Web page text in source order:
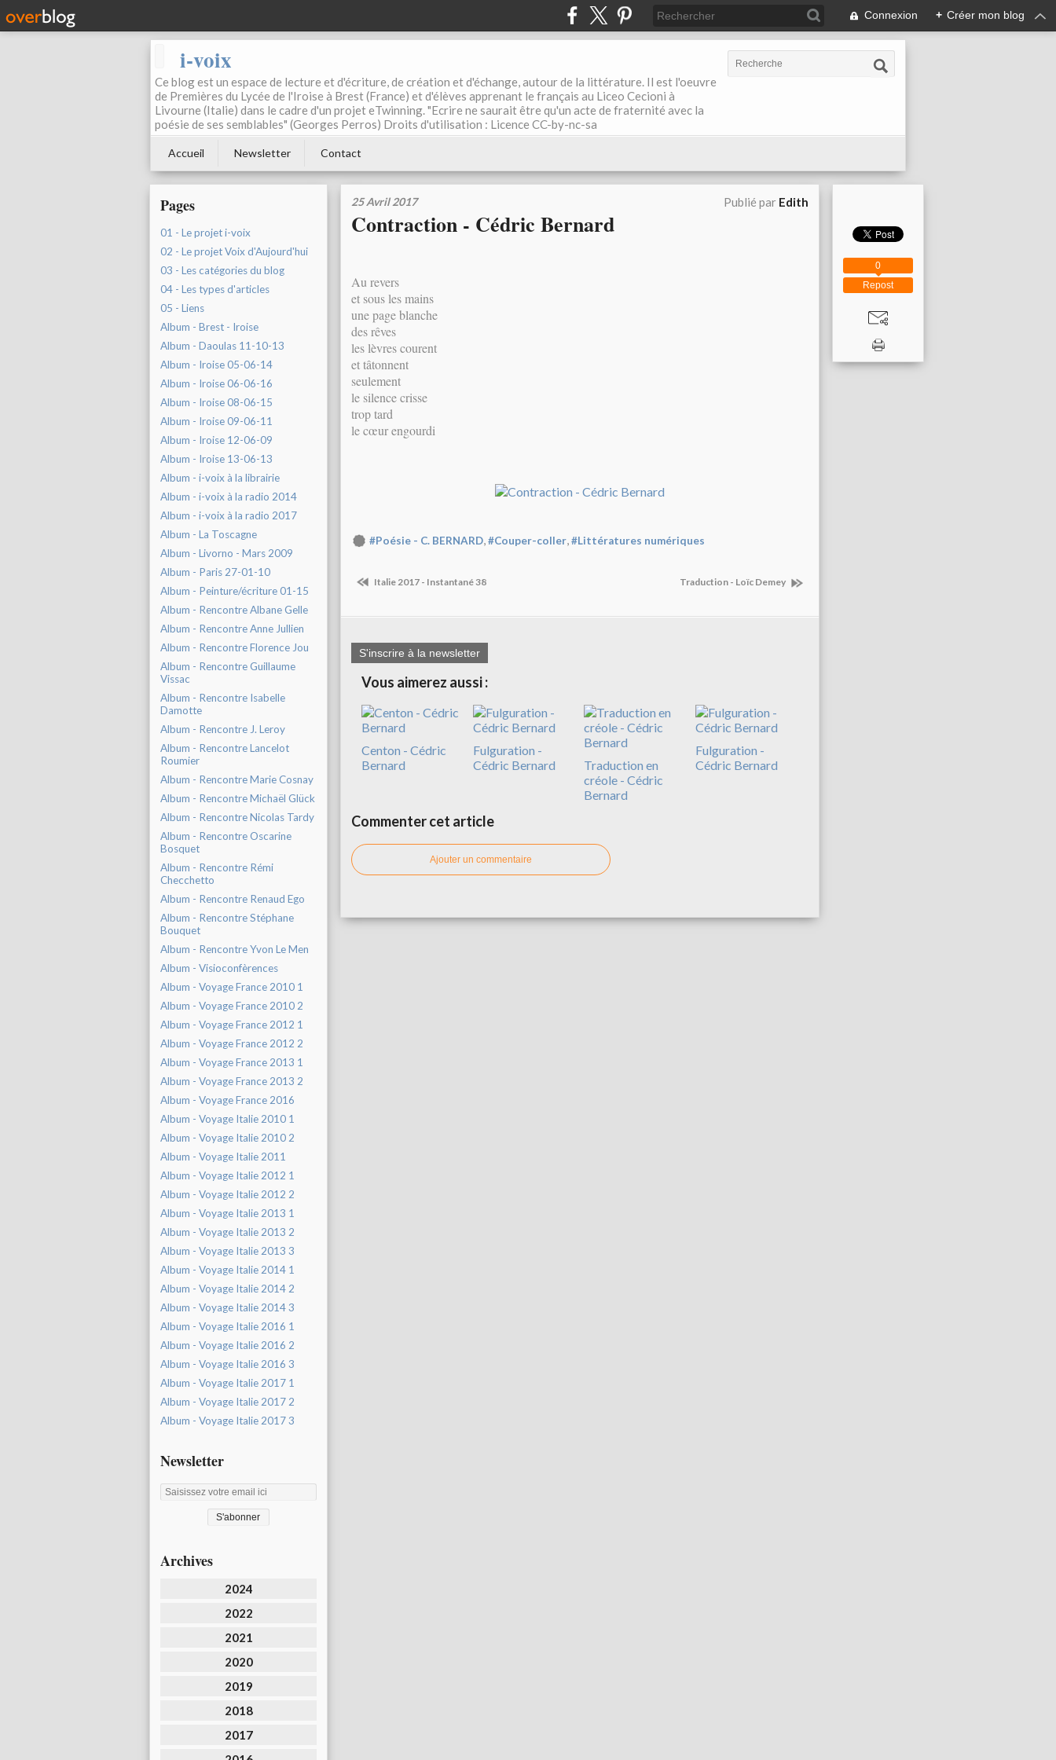
Connexion + Créer mon blog
i-voix
Ce blog est un espace de lecture et d'écriture, de création et d'échange, autour de la littérature. Il est l'oeuvre
de Premières du Lycée de l'Iroise à Brest (France) et d'élèves apprenant le français au Liceo Cecioni à
Livourne (Italie) dans le cadre d'un projet eTwinning. "Ecrire ne saurait être qu'un acte de fraternité avec la
poésie de ses semblables" (Georges Perros) Droits d'utilisation : Licence CC-by-nc-sa
Accueil Newsletter Contact
Pages
01 - Le projet i-voix
02 - Le projet Voix d'Aujourd'hui
03 - Les catégories du blog
04 - Les types d'articles
05 - Liens
Album - Brest - Iroise
Album - Daoulas 11-10-13
Album - Iroise 05-06-14
Album - Iroise 06-06-16
Album - Iroise 08-06-15
Album - Iroise 09-06-11
Album - Iroise 12-06-09
Album - Iroise 13-06-13
Album - i-voix à la librairie
Album - i-voix à la radio 2014
Album - i-voix à la radio 2017
Album - La Toscagne
Album - Livorno - Mars 2009
Album - Paris 27-01-10
Album - Peinture/écriture 01-15
Album - Rencontre Albane Gelle
Album - Rencontre Anne Jullien
Album - Rencontre Florence Jou
Album - Rencontre Guillaume
Vissac
Album - Rencontre Isabelle
Damotte
Album - Rencontre J. Leroy
Album - Rencontre Lancelot
Roumier
Album - Rencontre Marie Cosnay
Album - Rencontre Michaël Glück
Album - Rencontre Nicolas Tardy
Album - Rencontre Oscarine
Bosquet
Album - Rencontre Rémi
Checchetto
Album - Rencontre Renaud Ego
Album - Rencontre Stéphane
Bouquet
Album - Rencontre Yvon Le Men
Album - Visioconfèrences
Album - Voyage France 2010 1
Album - Voyage France 2010 2
Album - Voyage France 2012 1
Album - Voyage France 2012 2
Album - Voyage France 2013 1
Album - Voyage France 2013 2
Album - Voyage France 2016
Album - Voyage Italie 2010 1
Album - Voyage Italie 2010 2
Album - Voyage Italie 2011
Album - Voyage Italie 2012 1
Album - Voyage Italie 2012 2
Album - Voyage Italie 2013 1
Album - Voyage Italie 2013 2
Album - Voyage Italie 2013 3
Album - Voyage Italie 2014 1
Album - Voyage Italie 2014 2
Album - Voyage Italie 2014 3
Album - Voyage Italie 2016 1
Album - Voyage Italie 2016 2
Album - Voyage Italie 2016 3
Album - Voyage Italie 2017 1
Album - Voyage Italie 2017 2
Album - Voyage Italie 2017 3
Newsletter
Archives
2024
2022
2021
2020
2019
2018
2017
25 Avril 2017 Publié par Edith
Contraction - Cédric Bernard
Au revers
et sous les mains
une page blanche
des rêves
les lèvres courent
et tâtonnent
seulement
le silence crisse
trop tard
le cœur engourdi
#Poésie - C. BERNARD,#Couper-coller,#Littératures numériques
Italie 2017 - Instantané 38 Traduction - Loïc Demey
S'inscrire à la newsletter
Vous aimerez aussi :
Centon - Cédric
Bernard
Fulguration -
Cédric Bernard
Traduction en
créole - Cédric
Bernard
Fulguration -
Cédric Bernard
Commenter cet article
Ajouter un commentaire
Repost
0